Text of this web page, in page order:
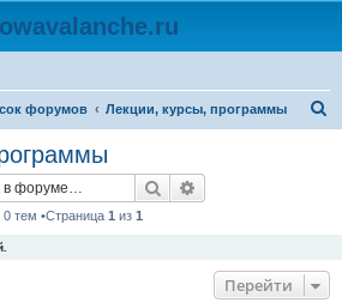
форумов Лекции, курсы, программы
Поиск
0 тем •Страница 1 из 1
Перейти